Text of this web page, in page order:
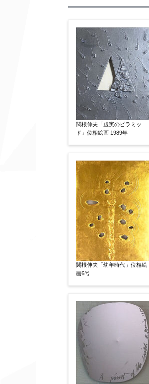
作品の画題 【任意】
作品の技法 【任意】
日本画
油彩
その他
絵の画面サイズ 【任
体裁 【任意】
額装
軸装
サイン等の有無 【任
サイン有(自筆)
限定番号 【任意】
制作年 【任意】
関根伸夫「虚実のピラミッ
ド」位相絵画 1989年
関根伸夫「幼年時代」位相絵
画6号